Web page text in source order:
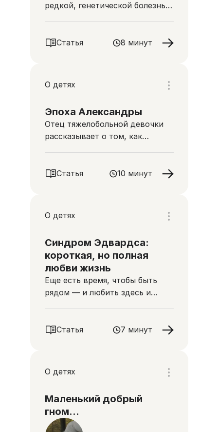
редкой, генетической болезнью
Статья 8 минут
О детях
Эпоха Александры
Отец тяжелобольной девочки
рассказывает о том, как
Статья 10 минут
О детях
Синдром Эдвардса:
короткая, но полная
любви жизнь
Еще есть время, чтобы быть
рядом — и любить здесь и
Статья 7 минут
О детях
Маленький добрый
гном…